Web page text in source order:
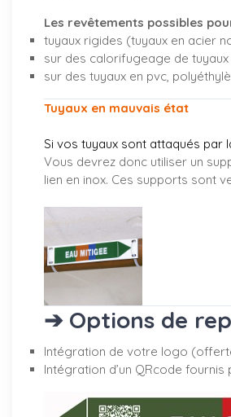
Les revêtements possibles
tuyaux rigides (tuyaux en acier
sur des calorifugeage de
sur des tuyaux en pvc,
Tuyaux en mauvais état
Si vos tuyaux sont attaqués par
Vous devrez donc utiliser un
lien en inox. Ces supports sont
➔ Options de
Intégration de votre logo
Intégration d’un QRcode